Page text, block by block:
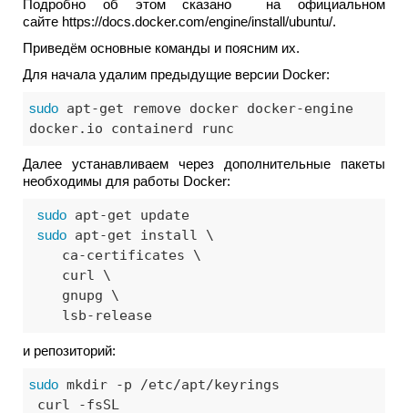
Подробно об этом сказано на официальном
сайте https://docs.docker.com/engine/install/ubuntu/.
Приведём основные команды и поясним их.
Для начала удалим предыдущие версии Docker:
sudo apt-get remove docker docker-engine
docker.io containerd runc
Далее устанавливаем через дополнительные пакеты
необходимы для работы Docker:
sudo apt-get update
sudo apt-get install \
    lsb-release
и репозиторий:
sudo mkdir -p /etc/apt/keyrings